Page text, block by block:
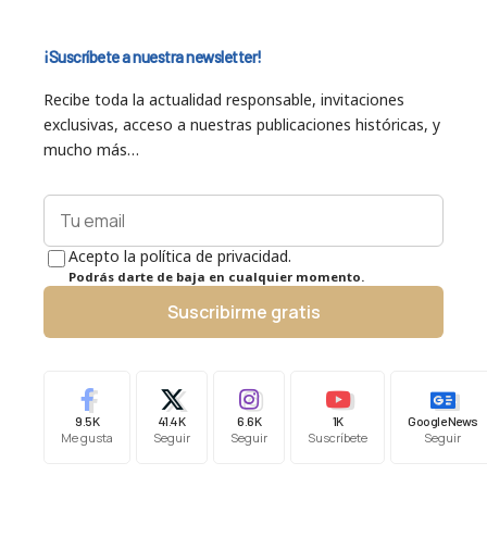
¡Suscríbete a nuestra newsletter!
Recibe toda la actualidad responsable, invitaciones
exclusivas, acceso a nuestras publicaciones históricas, y
mucho más…
Acepto la política de privacidad.
Podrás darte de baja en cualquier momento.
Suscribirme gratis
9.5K
Me gusta
41.4K
Seguir
6.6K
Seguir
1K
Suscríbete
Google News
Seguir